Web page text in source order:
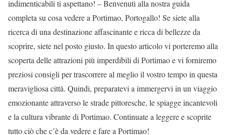
indimenticabili ti aspettano! – Benvenuti alla nostra guida
completa su cosa vedere a Portimao, Portogallo! Se siete alla
ricerca di una destinazione affascinante e ricca di bellezze da
scoprire, siete nel posto giusto. In questo articolo vi porteremo alla
scoperta delle attrazioni più imperdibili di Portimao e vi forniremo
preziosi consigli per trascorrere al meglio il vostro tempo in questa
meravigliosa città. Quindi, preparatevi a immergervi in un viaggio
emozionante attraverso le strade pittoresche, le spiagge incantevoli
e la cultura vibrante di Portimao. Continuate a leggere e scoprite
tutto ciò che c’è da vedere e fare a Portimao!